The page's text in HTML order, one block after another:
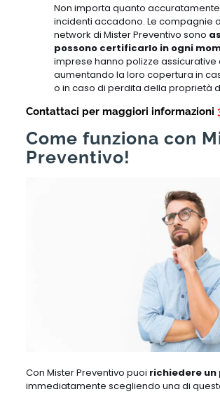
Non importa quanto
incidenti accadono. Le compagnie
network di Mister Preventivo sono
possono certificarlo in ogni
imprese hanno polizze assicurative
aumentando la loro copertura in
o in caso di perdita della proprietà
Contattaci per maggiori informazioni
Come funziona con
Preventivo!
Con Mister Preventivo puoi richiedere
immediatamente scegliendo una di